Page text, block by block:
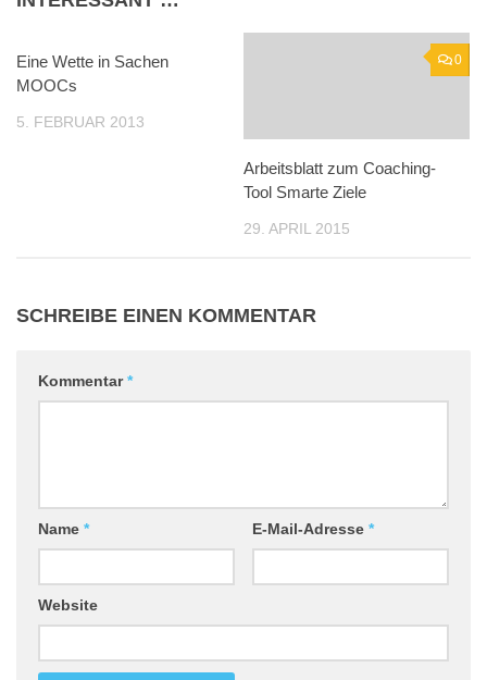
Eine Wette in Sachen
MOOCs
5. FEBRUAR 2013
0
Arbeitsblatt zum Coaching-
Tool Smarte Ziele
29. APRIL 2015
SCHREIBE EINEN KOMMENTAR
Kommentar*
Name * E-Mail-Adresse *
Website